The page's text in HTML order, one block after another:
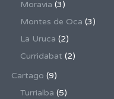
Moravia (3)
Montes de Oca (3)
La Uruca (2)
Curridabat (2)
Cartago (9)
Turrialba (5)